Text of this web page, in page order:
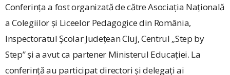
Conferința a fost or­ga­nizată de către Aso­ciația Națională
a Colegiilor și Liceelor Pedagogice din România,
Inspectoratul Școlar Județean Cluj, Centrul „Step by
Step” și a avut ca partener Ministerul Educației. La
conferință au participat directori și delegați ai